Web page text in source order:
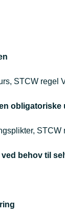
STCW regel
obligatoriske
STCW
behov til